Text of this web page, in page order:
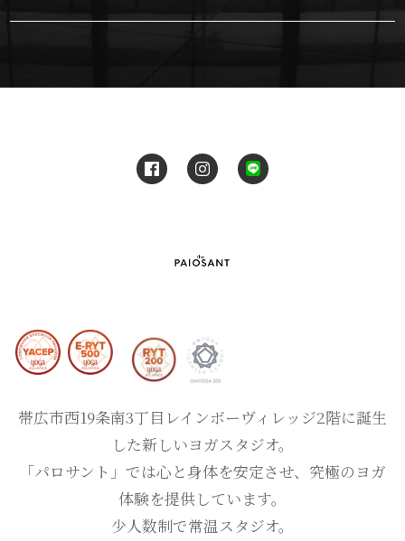
帯広市西19条南3丁目レインボーヴィレッジ2階に誕生
した新しいヨガスタジオ。
「パロサント」では心と身体を安定させ、究極のヨガ
体験を提供しています。
少人数制で常温スタジオ。